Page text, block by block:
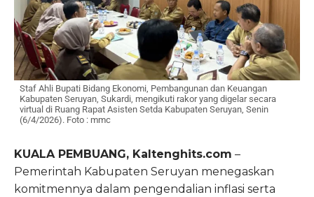
Staf Ahli Bupati Bidang Ekonomi, Pembangunan dan Keuangan
Kabupaten Seruyan, Sukardi, mengikuti rakor yang digelar secara
virtual di Ruang Rapat Asisten Setda Kabupaten Seruyan, Senin
(6/4/2026). Foto : mmc
KUALA PEMBUANG, Kaltenghits.com –
Pemerintah Kabupaten Seruyan menegaskan
komitmennya dalam pengendalian inflasi serta